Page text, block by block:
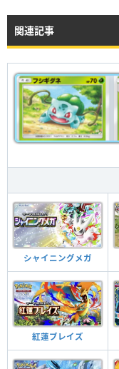
関連記事
シャイニングメガ
紅蓮ブレイズ